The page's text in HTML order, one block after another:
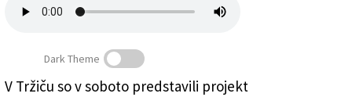
Dark Theme
V Tržiču so v soboto predstavili projekt